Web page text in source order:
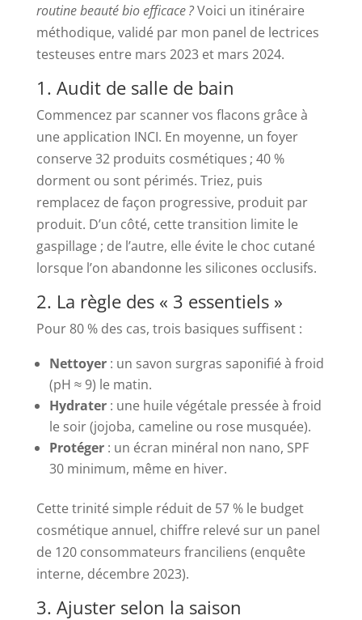
routine beauté bio efficace ?Voici un itinéraire
méthodique, validé par mon panel de lectrices
testeuses entre mars 2023 et mars 2024.
1. Audit de salle de bain
Commencez par scanner vos flacons grâce à
une application INCI. En moyenne, un foyer
conserve 32 produits cosmétiques ; 40 %
dorment ou sont périmés. Triez, puis
remplacez de façon progressive, produit par
produit. D’un côté, cette transition limite le
gaspillage ; de l’autre, elle évite le choc cutané
lorsque l’on abandonne les silicones occlusifs.
2. La règle des « 3 essentiels »
Pour 80 % des cas, trois basiques suffisent :
Nettoyer: un savon surgras saponifié à froid
(pH ≈ 9) le matin.
Hydrater: une huile végétale pressée à froid
le soir (jojoba, cameline ou rose musquée).
Protéger: un écran minéral non nano, SPF
30 minimum, même en hiver.
Cette trinité simple réduit de 57 % le budget
cosmétique annuel, chiffre relevé sur un panel
de 120 consommateurs franciliens (enquête
interne, décembre 2023).
3. Ajuster selon la saison